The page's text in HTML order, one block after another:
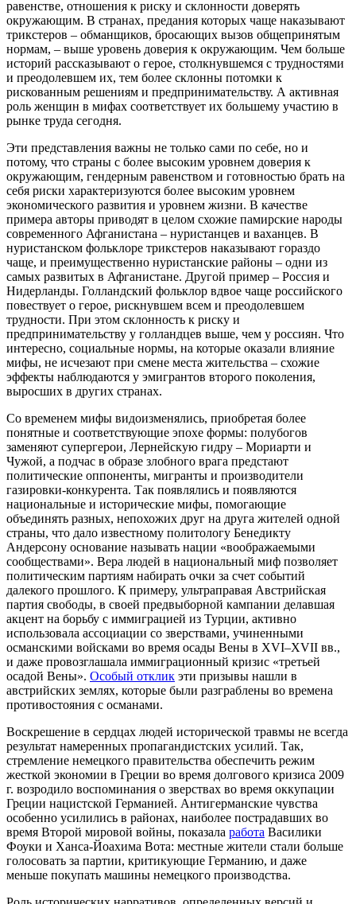
равенстве, отношения к риску и склонности доверять
окружающим. В странах, предания которых чаще наказывают
трикстеров – обманщиков, бросающих вызов общепринятым
нормам, – выше уровень доверия к окружающим. Чем больше
историй рассказывают о герое, столкнувшемся с трудностями
и преодолевшем их, тем более склонны потомки к
рискованным решениям и предпринимательству. А активная
роль женщин в мифах соответствует их большему участию в
рынке труда сегодня.
Эти представления важны не только сами по себе, но и
потому, что страны с более высоким уровнем доверия к
окружающим, гендерным равенством и готовностью брать на
себя риски характеризуются более высоким уровнем
экономического развития и уровнем жизни. В качестве
примера авторы приводят в целом схожие памирские народы
современного Афганистана – нуристанцев и ваханцев. В
нуристанском фольклоре трикстеров наказывают гораздо
чаще, и преимущественно нуристанские районы – одни из
самых развитых в Афганистане. Другой пример – Россия и
Нидерланды. Голландский фольклор вдвое чаще российского
повествует о герое, рискнувшем всем и преодолевшем
трудности. При этом склонность к риску и
предпринимательству у голландцев выше, чем у россиян. Что
интересно, социальные нормы, на которые оказали влияние
мифы, не исчезают при смене места жительства – схожие
эффекты наблюдаются у эмигрантов второго поколения,
выросших в других странах.
Со временем мифы видоизменялись, приобретая более
понятные и соответствующие эпохе формы: полубогов
заменяют супергерои, Лернейскую гидру – Мориарти и
Чужой, а подчас в образе злобного врага предстают
политические оппоненты, мигранты и производители
газировки-конкурента. Так появлялись и появляются
национальные и исторические мифы, помогающие
объединять разных, непохожих друг на друга жителей одной
страны, что дало известному политологу Бенедикту
Андерсону основание называть нации «воображаемыми
сообществами». Вера людей в национальный миф позволяет
политическим партиям набирать очки за счет событий
далекого прошлого. К примеру, ультраправая Австрийская
партия свободы, в своей предвыборной кампании делавшая
акцент на борьбу с иммиграцией из Турции, активно
использовала ассоциации со зверствами, учиненными
османскими войсками во время осады Вены в XVI–XVII вв.,
и даже провозглашала иммиграционный кризис «третьей
осадой Вены». Особый отклик эти призывы нашли в
австрийских землях, которые были разграблены во времена
противостояния с османами.
Воскрешение в сердцах людей исторической травмы не всегда
результат намеренных пропагандистских усилий. Так,
стремление немецкого правительства обеспечить режим
жесткой экономии в Греции во время долгового кризиса 2009
г. возродило воспоминания о зверствах во время оккупации
Греции нацистской Германией. Антигерманские чувства
особенно усилились в районах, наиболее пострадавших во
время Второй мировой войны, показала работа Василики
Фоуки и Ханса-Йоахима Вота: местные жители стали больше
голосовать за партии, критикующие Германию, и даже
меньше покупать машины немецкого производства.